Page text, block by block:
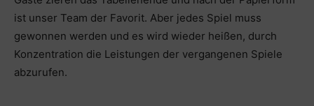
ist unser Team der Favorit. Aber jedes Spiel muss
gewonnen werden und es wird wieder heißen, durch
Konzentration die Leistungen der vergangenen Spiele
abzurufen.